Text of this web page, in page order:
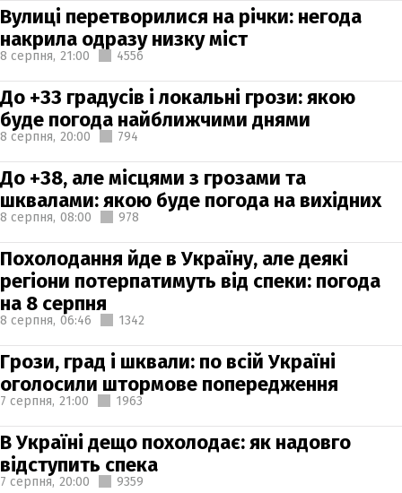
Вулиці перетворилися на річки: негода
накрила одразу низку міст
8 серпня, 21:00 4556
До +33 градусів і локальні грози: якою
буде погода найближчими днями
8 серпня, 20:00 794
До +38, але місцями з грозами та
шквалами: якою буде погода на вихідних
8 серпня, 08:00 978
Похолодання йде в Україну, але деякі
регіони потерпатимуть від спеки: погода
на 8 серпня
8 серпня, 06:46 1342
Грози, град і шквали: по всій Україні
оголосили штормове попередження
7 серпня, 21:00 1963
В Україні дещо похолодає: як надовго
відступить спека
7 серпня, 20:00 9359